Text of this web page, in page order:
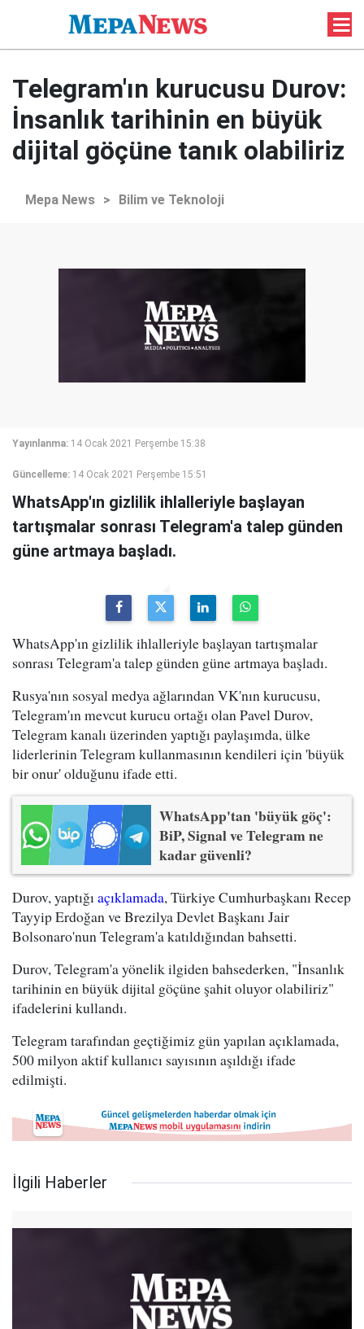
Telegram'ın kurucusu Durov:
İnsanlık tarihinin en büyük
dijital göçüne tanık olabiliriz
Mepa News > Bilim ve Teknoloji
Yayınlanma: 14 Ocak 2021 Perşembe 15:38
Güncelleme: 14 Ocak 2021 Perşembe 15:51
WhatsApp'ın gizlilik ihlalleriyle başlayan
tartışmalar sonrası Telegram'a talep günden
güne artmaya başladı.
WhatsApp'ın gizlilik ihlalleriyle başlayan tartışmalar
sonrası Telegram'a talep günden güne artmaya başladı.
Rusya'nın sosyal medya ağlarından VK'nın kurucusu,
Telegram'ın mevcut kurucu ortağı olan Pavel Durov,
Telegram kanalı üzerinden yaptığı paylaşımda, ülke
liderlerinin Telegram kullanmasının kendileri için 'büyük
bir onur' olduğunu ifade etti.
WhatsApp'tan 'büyük göç':
BiP, Signal ve Telegram ne
kadar güvenli?
Durov, yaptığıaçıklamada, Türkiye Cumhurbaşkanı Recep
Tayyip Erdoğan ve Brezilya Devlet Başkanı Jair
Bolsonaro'nun Telegram'a katıldığından bahsetti.
Durov, Telegram'a yönelik ilgiden bahsederken, "İnsanlık
tarihinin en büyük dijital göçüne şahit oluyor olabiliriz"
ifadelerini kullandı.
Telegram tarafından geçtiğimiz gün yapılan açıklamada,
500 milyon aktif kullanıcı sayısının aşıldığı ifade
edilmişti.
İlgili Haberler